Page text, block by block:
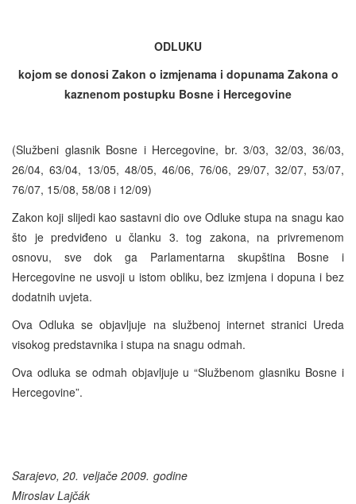
ODLUKU
kojom se donosi Zakon o izmjenama i dopunama Zakona o
kaznenom postupku Bosne i Hercegovine
(Službeni glasnik Bosne i Hercegovine, br. 3/03, 32/03, 36/03,
26/04, 63/04, 13/05, 48/05, 46/06, 76/06, 29/07, 32/07, 53/07,
76/07, 15/08, 58/08 i 12/09)
Zakon koji slijedi kao sastavni dio ove Odluke stupa na snagu kao
što je predviđeno u članku 3. tog zakona, na privremenom
osnovu, sve dok ga Parlamentarna skupština Bosne i
Hercegovine ne usvoji u istom obliku, bez izmjena i dopuna i bez
dodatnih uvjeta.
Ova Odluka se objavljuje na službenoj internet stranici Ureda
visokog predstavnika i stupa na snagu odmah.
Ova odluka se odmah objavljuje u “Službenom glasniku Bosne i
Hercegovine”.
Sarajevo, 20. veljače 2009. godine
Miroslav Lajčák